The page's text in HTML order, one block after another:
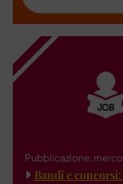
Pubblicazione:
Bandi e